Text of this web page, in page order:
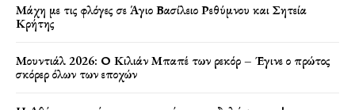
Μάχη με τις φλόγες σε Άγιο Βασίλειο Ρεθύμνου και Σητεία
Κρήτης
Μουντιάλ 2026: Ο Κιλιάν Μπαπέ των ρεκόρ – Έγινε ο πρώτος
σκόρερ όλων των εποχών